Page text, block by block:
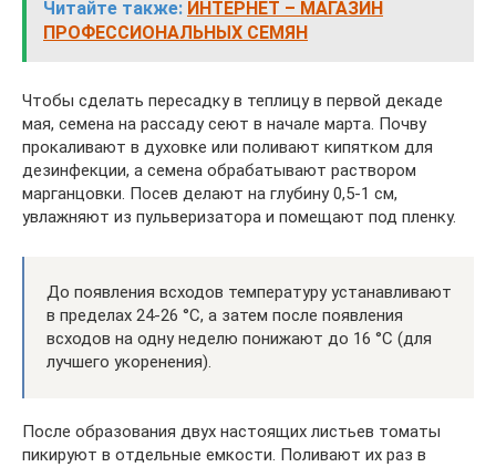
Читайте также: ИНТЕРНЕТ – МАГАЗИН
ПРОФЕССИОНАЛЬНЫХ СЕМЯН
Чтобы сделать пересадку в теплицу в первой декаде
мая, семена на рассаду сеют в начале марта. Почву
прокаливают в духовке или поливают кипятком для
дезинфекции, а семена обрабатывают раствором
марганцовки. Посев делают на глубину 0,5-1 см,
увлажняют из пульверизатора и помещают под пленку.
До появления всходов температуру устанавливают
в пределах 24-26 °С, а затем после появления
всходов на одну неделю понижают до 16 °С (для
лучшего укоренения).
После образования двух настоящих листьев томаты
пикируют в отдельные емкости. Поливают их раз в